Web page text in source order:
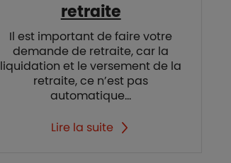
retraite
Il est important de faire votre
demande de retraite, car la
liquidation et le versement de la
retraite, ce n’est pas
automatique...
Lire la suite